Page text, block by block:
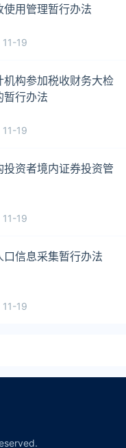
使用管理暂行办法
11-19
机构参加税收财务大检
暂行办法
11-19
投资者境内证券投资管
11-19
口信息采集暂行办法
11-19